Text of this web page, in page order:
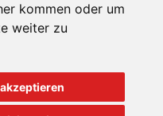
kommen oder um
weiter zu
6
e.V.